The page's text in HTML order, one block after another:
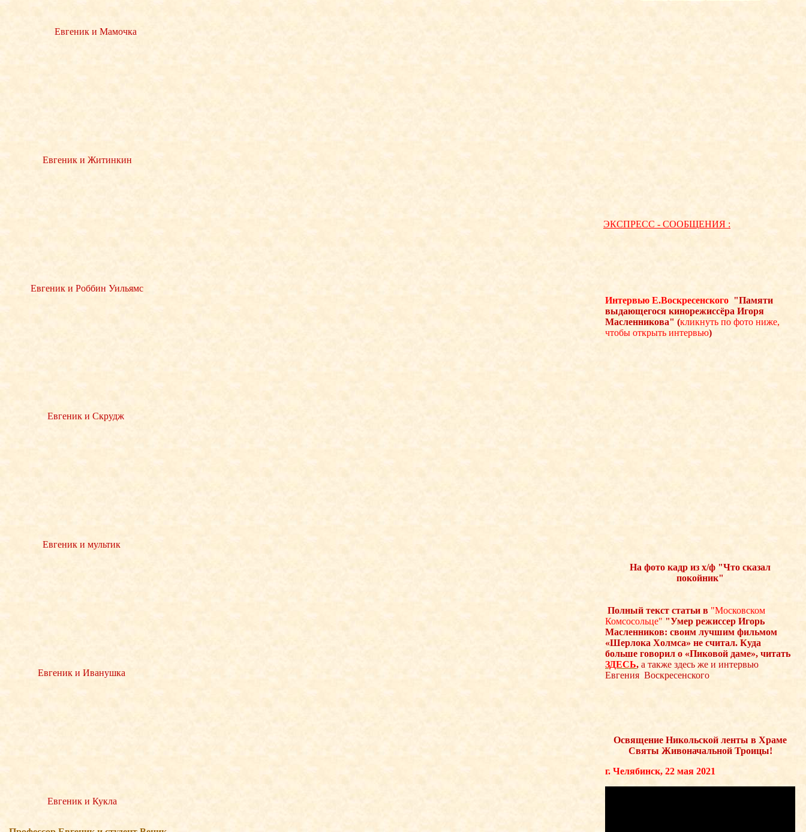
Евгеник и Мамочка
Евгеник и Житинкин
Евгеник и Роббин Уильямс
Евгеник и Скрудж
Евгеник и мультик
Евгеник и Иванушка
Евгеник и Кукла
ЭКСПРЕСС - СООБЩЕНИЯ :
Интервью Е.Воскресенского "Памяти
выдающегося кинорежиссёра Игоря
Масленникова" (кликнуть по фото ниже,
чтобы открыть интервью)
На фото кадр из х/ф "Что сказал
покойник"
Полный текст статьи в "Московском
Комсосольце" "Умер режиссер Игорь
Масленников: своим лучшим фильмом
«Шерлока Холмса» не считал. Куда
больше говорил о «Пиковой даме», читать
ЗДЕСЬ, а также здесь же и интервью
Евгения Воскресенского
Освящение Никольской ленты в Храме
Святы Живоначальной Троицы!
г. Челябинск, 22 мая 2021